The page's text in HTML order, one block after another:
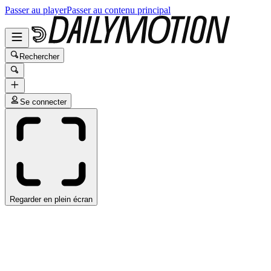
Passer au playerPasser au contenu principal
Rechercher
Se connecter
Regarder en plein écran